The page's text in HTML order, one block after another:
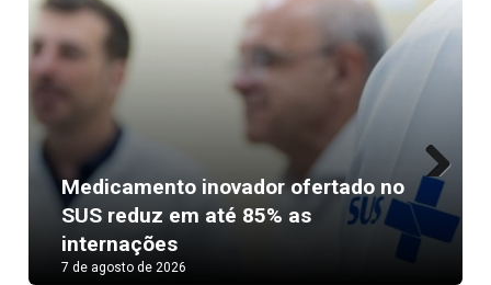
Medicamento inovador ofertado no
SUS reduz em até 85% as
internações
7 de agosto de 2026
Next